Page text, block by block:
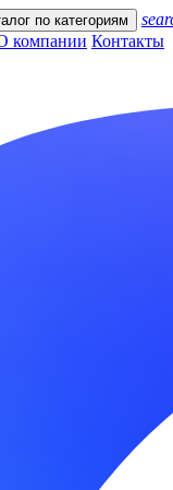
по категориям
компании Контакты